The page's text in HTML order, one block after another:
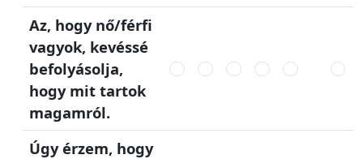
Az, hogy nő/férfi
vagyok, kevéssé
befolyásolja,
hogy mit tartok
magamról.
Úgy érzem, hogy